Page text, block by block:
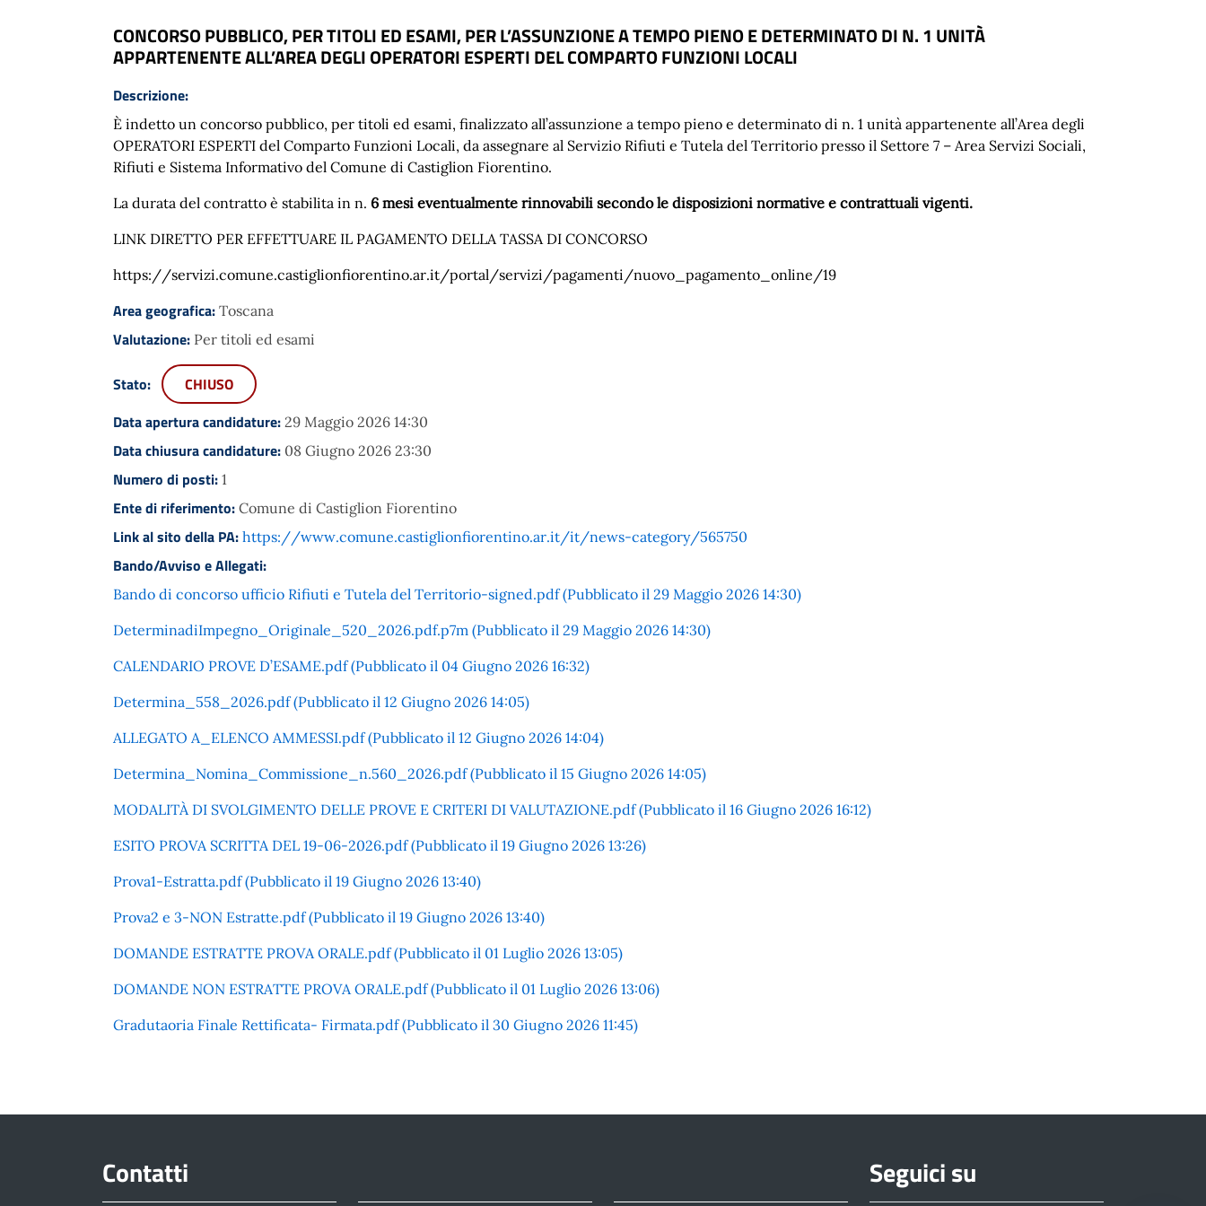
CONCORSO PUBBLICO, PER TITOLI ED ESAMI, PER L’ASSUNZIONE A TEMPO PIENO E DETERMINATO DI N. 1 UNITÀ
APPARTENENTE ALL’AREA DEGLI OPERATORI ESPERTI DEL COMPARTO FUNZIONI LOCALI
Descrizione:
È indetto un concorso pubblico, per titoli ed esami, finalizzato all’assunzione a tempo pieno e determinato di n. 1 unità appartenente all’Area degli
OPERATORI ESPERTI del Comparto Funzioni Locali, da assegnare al Servizio Rifiuti e Tutela del Territorio presso il Settore 7 – Area Servizi Sociali,
Rifiuti e Sistema Informativo del Comune di Castiglion Fiorentino.
La durata del contratto è stabilita in n. 6 mesi eventualmente rinnovabili secondo le disposizioni normative e contrattuali vigenti.
LINK DIRETTO PER EFFETTUARE IL PAGAMENTO DELLA TASSA DI CONCORSO
https://servizi.comune.castiglionfiorentino.ar.it/portal/servizi/pagamenti/nuovo_pagamento_online/19
Area geografica: Toscana
Valutazione: Per titoli ed esami
Stato:
CHIUSO
Data apertura candidature: 29 Maggio 2026 14:30
Data chiusura candidature: 08 Giugno 2026 23:30
Numero di posti: 1
Ente di riferimento: Comune di Castiglion Fiorentino
Link al sito della PA: https://www.comune.castiglionfiorentino.ar.it/it/news-category/565750
Bando/Avviso e Allegati:
Bando di concorso ufficio Rifiuti e Tutela del Territorio-signed.pdf (Pubblicato il 29 Maggio 2026 14:30)
DeterminadiImpegno_Originale_520_2026.pdf.p7m (Pubblicato il 29 Maggio 2026 14:30)
CALENDARIO PROVE D’ESAME.pdf (Pubblicato il 04 Giugno 2026 16:32)
Determina_558_2026.pdf (Pubblicato il 12 Giugno 2026 14:05)
ALLEGATO A_ELENCO AMMESSI.pdf (Pubblicato il 12 Giugno 2026 14:04)
Determina_Nomina_Commissione_n.560_2026.pdf (Pubblicato il 15 Giugno 2026 14:05)
MODALITÀ DI SVOLGIMENTO DELLE PROVE E CRITERI DI VALUTAZIONE.pdf (Pubblicato il 16 Giugno 2026 16:12)
ESITO PROVA SCRITTA DEL 19-06-2026.pdf (Pubblicato il 19 Giugno 2026 13:26)
Prova1-Estratta.pdf (Pubblicato il 19 Giugno 2026 13:40)
Prova2 e 3-NON Estratte.pdf (Pubblicato il 19 Giugno 2026 13:40)
DOMANDE ESTRATTE PROVA ORALE.pdf (Pubblicato il 01 Luglio 2026 13:05)
DOMANDE NON ESTRATTE PROVA ORALE.pdf (Pubblicato il 01 Luglio 2026 13:06)
Gradutaoria Finale Rettificata- Firmata.pdf (Pubblicato il 30 Giugno 2026 11:45)
Contatti Seguici su